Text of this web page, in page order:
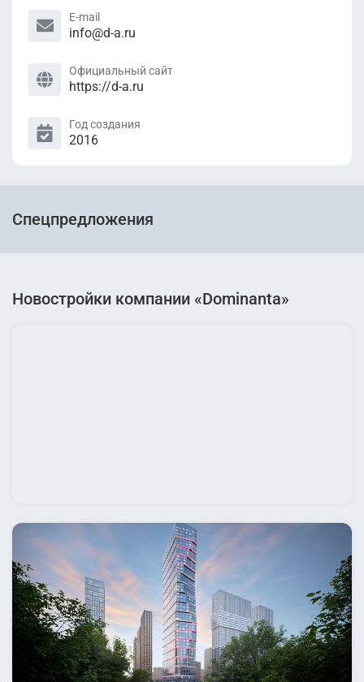
E-mail
info@d-a.ru
Официальный сайт
https://d-a.ru
Год создания
2016
Спецпредложения
Новостройки компании «Dominanta»